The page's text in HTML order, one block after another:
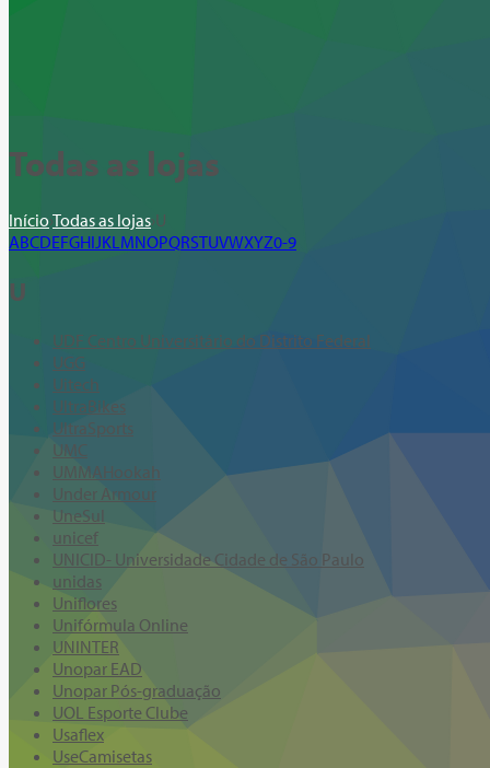
Todas as lojas
Início›Todas as lojas›U
ABCDEFGHIJKL MNOPQRSTUVWXYZ0-9
U
UDF Centro Universitário do Distrito Federal
UGG
Uitech
UltraBikes
UltraSports
UMC
UMMAHookah
Under Armour
UneSul
unicef
UNICID- Universidade Cidade de São Paulo
unidas
Uniflores
Unifórmula Online
UNINTER
Unopar EAD
Unopar Pós-graduação
UOL Esporte Clube
Usaflex
UseCamisetas